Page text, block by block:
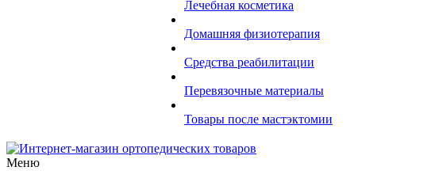
Лечебная косметика
Домашняя физиотерапия
Средства реабилитации
Перевязочные материалы
Товары после мастэктомии
Меню